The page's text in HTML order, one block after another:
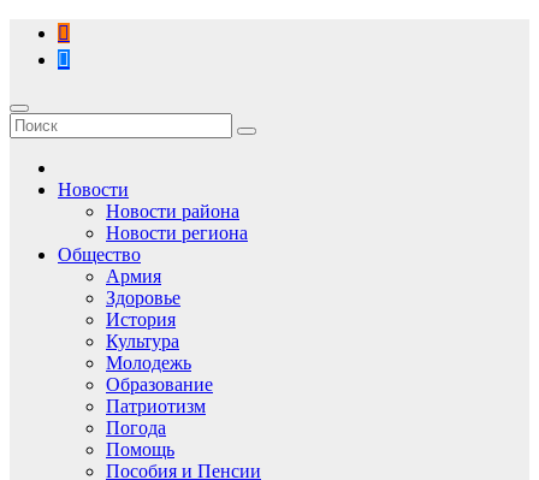
Перейти
содержимому
Новости
Новости района
Новости региона
Общество
Армия
Здоровье
История
Культура
Молодежь
Образование
Патриотизм
Погода
Помощь
Пособия и Пенсии